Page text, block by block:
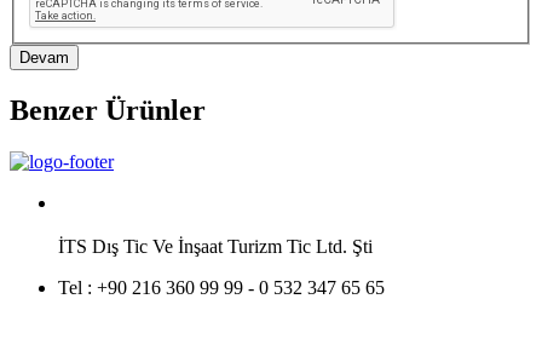
Devam
Benzer Ürünler
İTS Dış Tic Ve İnşaat Turizm Tic Ltd. Şti
Tel : +90 216 360 99 99 - 0 532 347 65 65